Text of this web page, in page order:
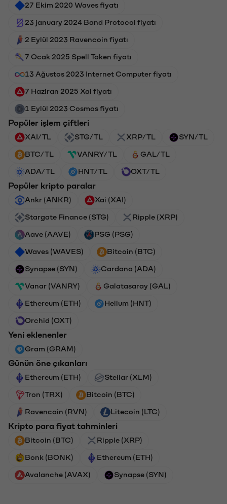
27 Ekim 2020 Waves fiyatı
23 january 2024 Band Protocol fiyatı
2 Eylül 2023 Ravencoin fiyatı
7 Ocak 2025 Spell Token fiyatı
13 Ağustos 2023 Internet Computer fiyatı
7 Haziran 2025 Xai fiyatı
1 Eylül 2023 Cosmos fiyatı
Popüler işlem çiftleri
XAI/TL STG/TL XRP/TL SYN/TL
BTC/TL VANRY/TL GAL/TL
ADA/TL HNT/TL OXT/TL
Popüler kripto paralar
Ankr (ANKR) Xai (XAI)
Stargate Finance (STG) Ripple (XRP)
Aave (AAVE) PSG (PSG)
Waves (WAVES) Bitcoin (BTC)
Synapse (SYN) Cardano (ADA)
Vanar (VANRY) Galatasaray (GAL)
Ethereum (ETH) Helium (HNT)
Orchid (OXT)
Yeni eklenenler
Gram (GRAM)
Günün öne çıkanları
Ethereum (ETH) Stellar (XLM)
Tron (TRX) Bitcoin (BTC)
Ravencoin (RVN) Litecoin (LTC)
Kripto para fiyat tahminleri
Bitcoin (BTC) Ripple (XRP)
Bonk (BONK) Ethereum (ETH)
Avalanche (AVAX) Synapse (SYN)